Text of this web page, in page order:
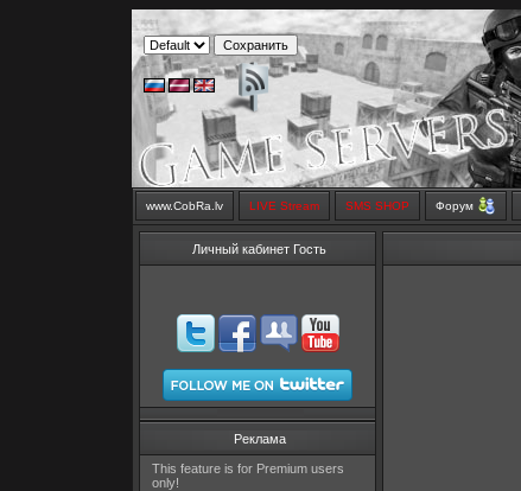
www.CobRa.lv LIVE Stream SMS SHOP Форум
Личный кабинет Гость
Реклама
This feature is for Premium users
only!